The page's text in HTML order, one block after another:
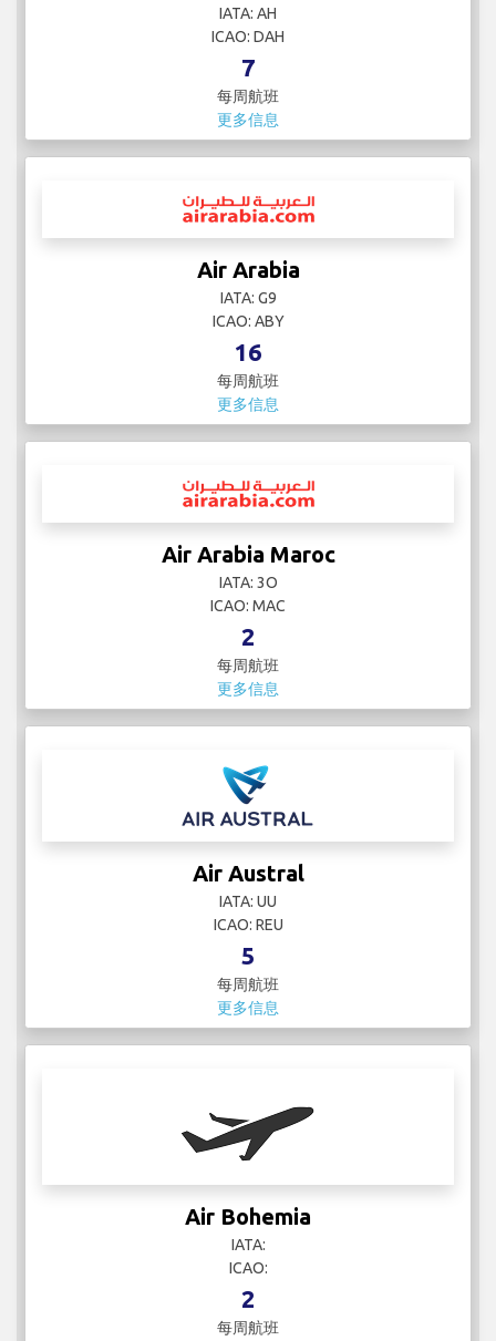
IATA: AH
ICAO: DAH
7
每周航班
更多信息
Air Arabia
IATA: G9
ICAO: ABY
16
每周航班
更多信息
Air Arabia Maroc
IATA: 3O
ICAO: MAC
2
每周航班
更多信息
Air Austral
IATA: UU
ICAO: REU
5
每周航班
更多信息
Air Bohemia
IATA:
ICAO:
2
每周航班